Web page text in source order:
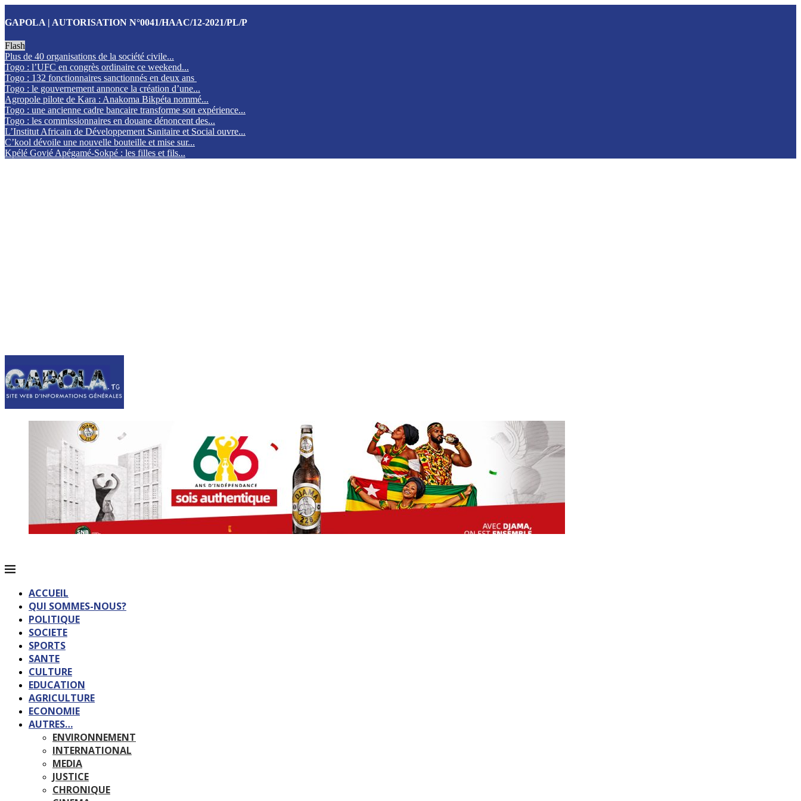
GAPOLA | AUTORISATION N°0041/HAAC/12-2021/PL/P
Flash
Plus de 40 organisations de la société civile...
Togo : l’UFC en congrès ordinaire ce weekend...
Togo : 132 fonctionnaires sanctionnés en deux ans
Togo : le gouvernement annonce la création d’une...
Agropole pilote de Kara : Anakoma Bikpéta nommé...
Togo : une ancienne cadre bancaire transforme son expérience...
Togo : les commissionnaires en douane dénoncent des...
L’Institut Africain de Développement Sanitaire et Social ouvre...
C’kool dévoile une nouvelle bouteille et mise sur...
Kpélé Govié Apégamé-Sokpé : les filles et fils...
ACCUEIL
QUI SOMMES-NOUS?
POLITIQUE
SOCIETE
SPORTS
SANTE
CULTURE
EDUCATION
AGRICULTURE
ECONOMIE
AUTRES…
ENVIRONNEMENT
INTERNATIONAL
MEDIA
JUSTICE
CHRONIQUE